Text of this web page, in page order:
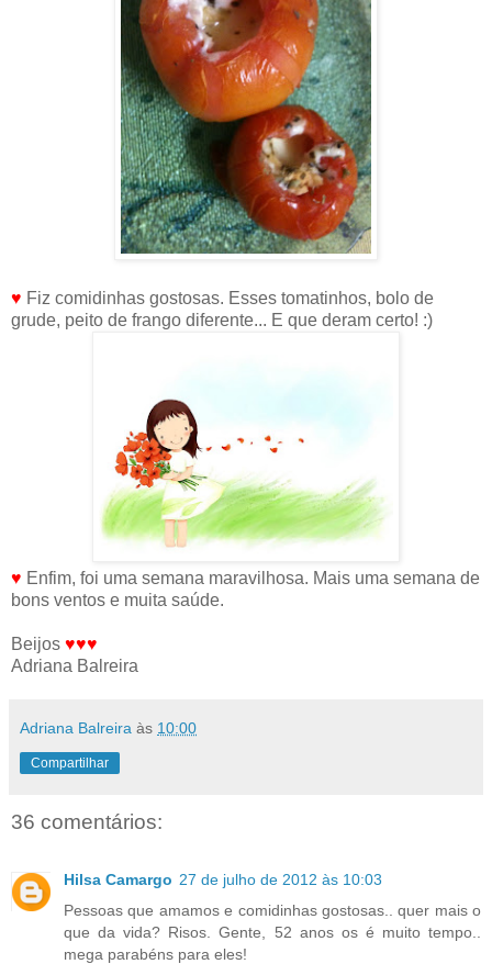
♥ Fiz comidinhas gostosas. Esses tomatinhos, bolo de
grude, peito de frango diferente... E que deram certo! :)
♥ Enfim, foi uma semana maravilhosa. Mais uma semana de
bons ventos e muita saúde.
Beijos ♥♥♥
Adriana Balreira
Adriana Balreira às 10:00
Compartilhar
36 comentários:
Hilsa Camargo 27 de julho de 2012 às 10:03
Pessoas que amamos e comidinhas gostosas.. quer mais o
que da vida? Risos. Gente, 52 anos os é muito tempo..
mega parabéns para eles!